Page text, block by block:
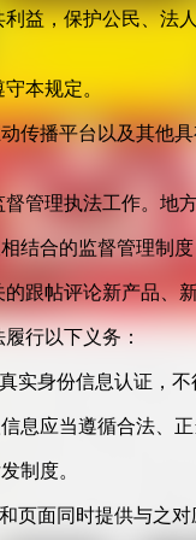
益，保护公民、
本规定。
传播平台以及其他
管理执法工作。
结合的监督管理制
跟帖评论新产品
行以下义务：
实身份信息认证，
息应当遵循合法
制度。
页面同时提供与之对